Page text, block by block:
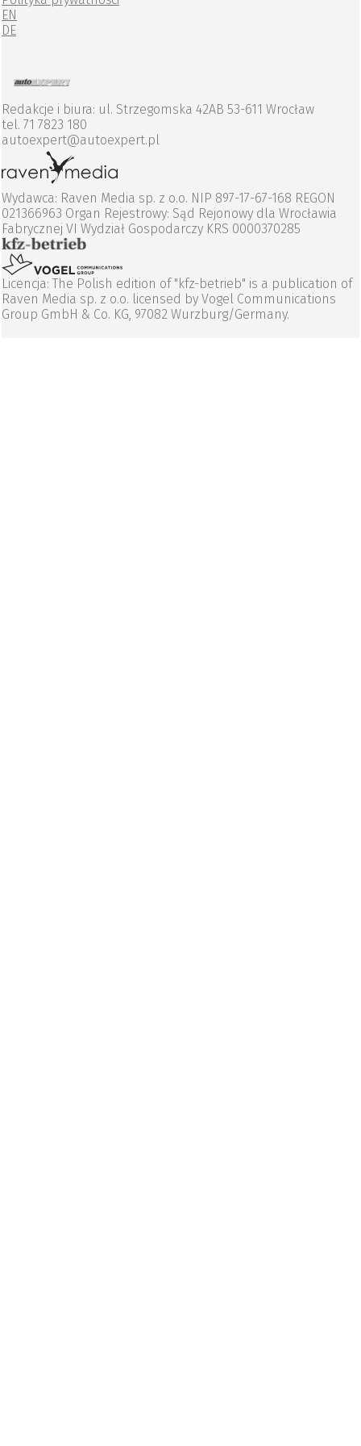
EN
DE
Redakcje i biura: ul. Strzegomska 42AB 53-611 Wrocław
tel. 71 7823 180
autoexpert@autoexpert.pl
Wydawca: Raven Media sp. z o.o. NIP 897-17-67-168 REGON
021366963 Organ Rejestrowy: Sąd Rejonowy dla Wrocławia
Fabrycznej VI Wydział Gospodarczy KRS 0000370285
Licencja: The Polish edition of "kfz-betrieb" is a publication of
Raven Media sp. z o.o. licensed by Vogel Communications
Group GmbH & Co. KG, 97082 Wurzburg/Germany.